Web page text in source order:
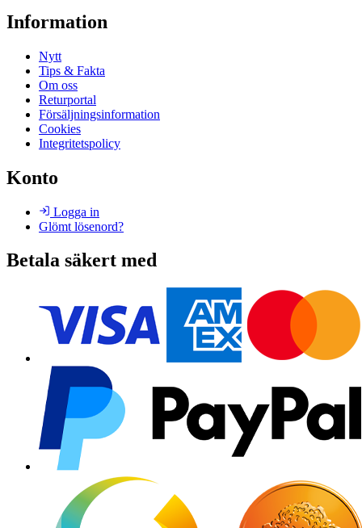
Information
Nytt
Tips & Fakta
Om oss
Returportal
Försäljningsinformation
Cookies
Integritetspolicy
Konto
Logga in
Glömt lösenord?
Betala säkert med